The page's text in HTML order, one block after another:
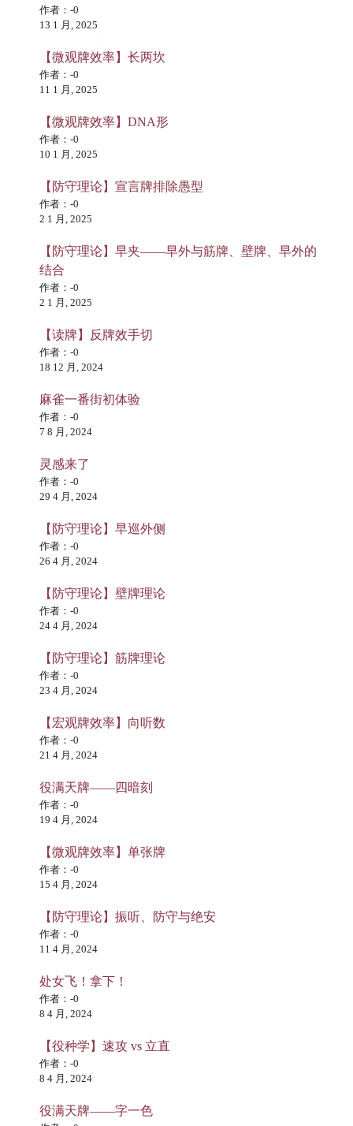
作者：-0
13 1 月, 2025
【微观牌效率】长两坎
作者：-0
11 1 月, 2025
【微观牌效率】DNA形
作者：-0
10 1 月, 2025
【防守理论】宣言牌排除愚型
作者：-0
2 1 月, 2025
【防守理论】早夹——早外与筋牌、壁牌、早外的
结合
作者：-0
2 1 月, 2025
【读牌】反牌效手切
作者：-0
18 12 月, 2024
麻雀一番街初体验
作者：-0
7 8 月, 2024
灵感来了
作者：-0
29 4 月, 2024
【防守理论】早巡外侧
作者：-0
26 4 月, 2024
【防守理论】壁牌理论
作者：-0
24 4 月, 2024
【防守理论】筋牌理论
作者：-0
23 4 月, 2024
【宏观牌效率】向听数
作者：-0
21 4 月, 2024
役满天牌——四暗刻
作者：-0
19 4 月, 2024
【微观牌效率】单张牌
作者：-0
15 4 月, 2024
【防守理论】振听、防守与绝安
作者：-0
11 4 月, 2024
处女飞！拿下！
作者：-0
8 4 月, 2024
【役种学】速攻 vs 立直
作者：-0
8 4 月, 2024
役满天牌——字一色